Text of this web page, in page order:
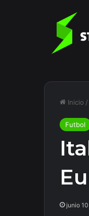
Inicio /
Futbol
junio